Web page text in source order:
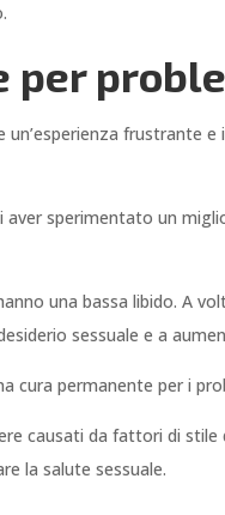
per
frustrante
sperimentato un
una bassa libido. A
sessuale e a
cura permanente per i
causati da fattori di
la salute sessuale.